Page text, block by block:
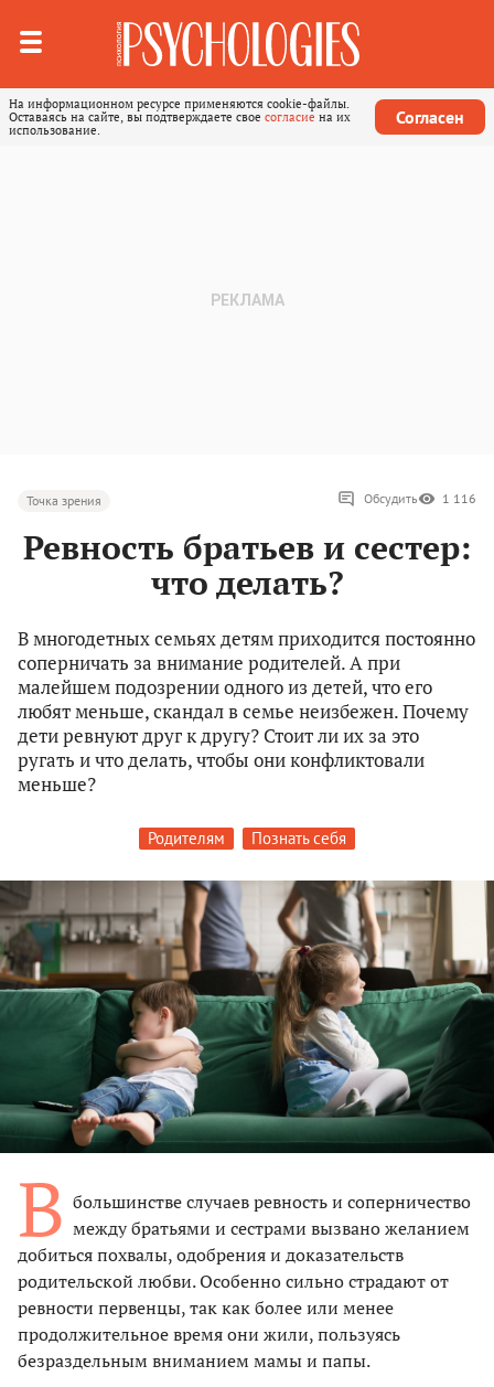
На информационном ресурсе применяются cookie-файлы.
Оставаясь на сайте, вы подтверждаете свое согласие на их
использование.
Согласен
Точка зрения Обсудить 1 116
Ревность братьев и сестер:
что делать?
В многодетных семьях детям приходится постоянно
соперничать за внимание родителей. А при
малейшем подозрении одного из детей, что его
любят меньше, скандал в семье неизбежен. Почему
дети ревнуют друг к другу? Стоит ли их за это
ругать и что делать, чтобы они конфликтовали
меньше?
Родителям Познать себя
В большинстве случаев ревность и соперничество
между братьями и сестрами вызвано желанием
добиться похвалы, одобрения и доказательств
родительской любви. Особенно сильно страдают от
ревности первенцы, так как более или менее
продолжительное время они жили, пользуясь
безраздельным вниманием мамы и папы.